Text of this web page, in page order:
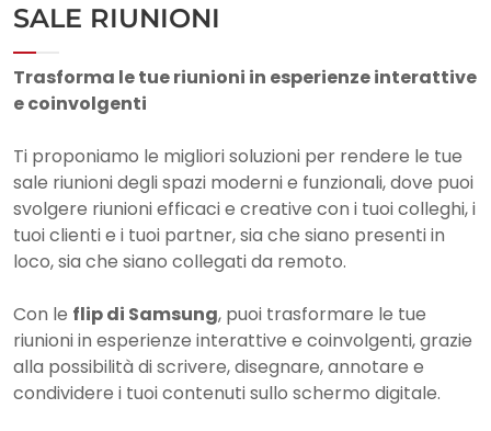
SALE RIUNIONI
Trasforma le tue riunioni in esperienze interattive
e coinvolgenti
Ti proponiamo le migliori soluzioni per rendere le tue
sale riunioni degli spazi moderni e funzionali, dove puoi
svolgere riunioni efficaci e creative con i tuoi colleghi, i
tuoi clienti e i tuoi partner, sia che siano presenti in
loco, sia che siano collegati da remoto.
Con le flip di Samsung, puoi trasformare le tue
riunioni in esperienze interattive e coinvolgenti, grazie
alla possibilità di scrivere, disegnare, annotare e
condividere i tuoi contenuti sullo schermo digitale.